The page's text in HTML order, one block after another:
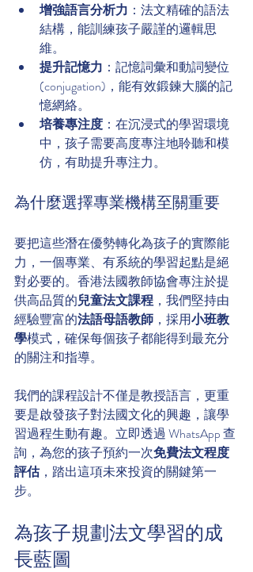
增強語言分析力 ：法文精確的語法
結構，能訓練孩子嚴謹的邏輯思
維。
提升記憶力 ：記憶詞彙和動詞變位
(conjugation)，能有效鍛鍊大腦的記
憶網絡。
培養專注度 ：在沉浸式的學習環境
中，孩子需要高度專注地聆聽和模
仿，有助提升專注力。
為什麼選擇專業機構至關重要
要把這些潛在優勢轉化為孩子的實際能
力，一個專業、有系統的學習起點是絕
對必要的。香港法國教師協會專注於提
供高品質的兒童法文課程，我們堅持由
經驗豐富的法語母語教師 ，採用小班教
學模式，確保每個孩子都能得到最充分
的關注和指導。
我們的課程設計不僅是教授語言，更重
要是啟發孩子對法國文化的興趣，讓學
習過程生動有趣。立即透過 WhatsApp 查
詢，為您的孩子預約一次免費法文程度
評估，踏出這項未來投資的關鍵第一
步。
為孩子規劃法文學習的成
長藍圖